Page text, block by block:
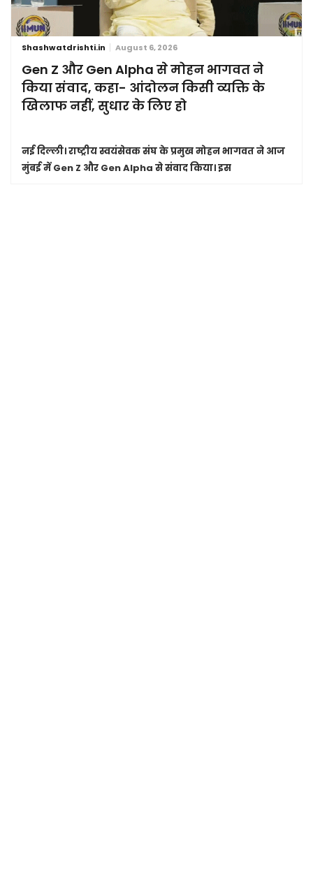
Shashwatdrishti.in August 6, 2026
Gen Z और Gen Alpha से मोहन भागवत ने
किया संवाद, कहा- आंदोलन किसी व्यक्ति के
खिलाफ नहीं, सुधार के लिए हो
नई दिल्ली।राष्ट्रीय स्वयंसेवक संघ के प्रमुख मोहन भागवत ने आज
मुंबई में Gen Z और Gen Alpha से संवाद किया। इस